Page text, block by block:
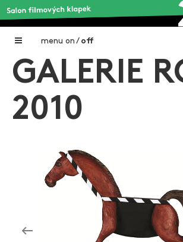
menu on / off
Home
Galerie filmových klapek
O projektu
Aktuální výstavy
Aukce filmových klapek
GALERIE
2010